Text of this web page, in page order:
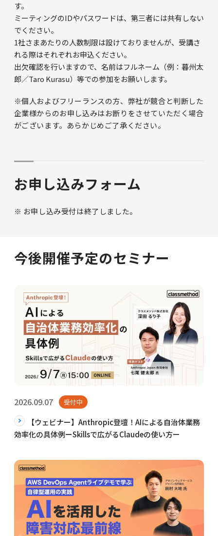
す。
ミーティングのIDやパスワードは、第三者には共有しない
でください。
1社さまあたりの人数制限は設けておりませんが、受講さ
れる際はそれぞれお申込ください。
出欠確認を行いますので、名前はフルネーム（例：暮州太
郎／Taro Kurasu）等での参加をお願いします。
※個人およびフリーランスの方、弊社が競合と判断した
企業様からのお申し込みはお断りをさせていただく場合
がございます。あらかじめご了承ください。
お申し込みフォーム
※ お申し込み受付は終了しました。
今後開催予定のセミナー
2026.09.07 受付中
【ウェビナー】Anthropic登壇！AIによる自治体業務
効率化の具体例ーSkillsで広がるClaudeの使い方ー